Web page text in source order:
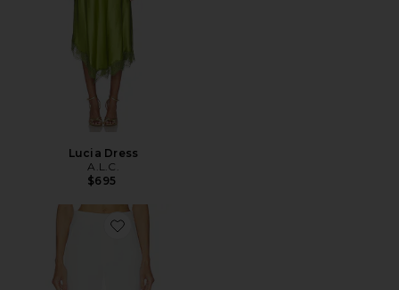
Lucia Dress
A.L.C.
$695
Favorite Sophie II Pant